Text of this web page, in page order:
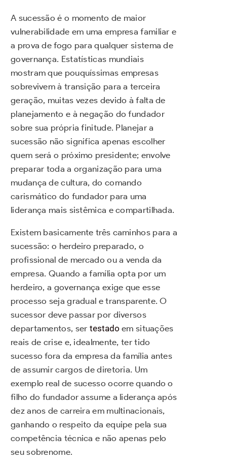
A sucessão é o momento de maior
vulnerabilidade em uma empresa familiar e
a prova de fogo para qualquer sistema de
governança. Estatísticas mundiais
mostram que pouquíssimas empresas
sobrevivem à transição para a terceira
geração, muitas vezes devido à falta de
planejamento e à negação do fundador
sobre sua própria finitude. Planejar a
sucessão não significa apenas escolher
quem será o próximo presidente; envolve
preparar toda a organização para uma
mudança de cultura, do comando
carismático do fundador para uma
liderança mais sistêmica e compartilhada.
Existem basicamente três caminhos para a
sucessão: o herdeiro preparado, o
profissional de mercado ou a venda da
empresa. Quando a família opta por um
herdeiro, a governança exige que esse
processo seja gradual e transparente. O
sucessor deve passar por diversos
departamentos, ser testado em situações
reais de crise e, idealmente, ter tido
sucesso fora da empresa da família antes
de assumir cargos de diretoria. Um
exemplo real de sucesso ocorre quando o
filho do fundador assume a liderança após
dez anos de carreira em multinacionais,
ganhando o respeito da equipe pela sua
competência técnica e não apenas pelo
seu sobrenome.